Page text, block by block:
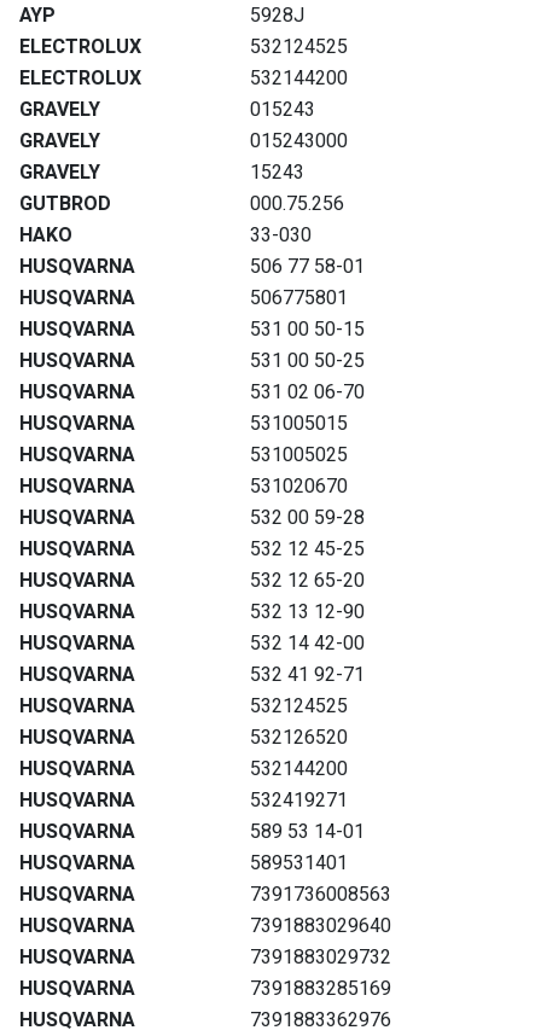
AYP
5928J
ELECTROLUX
532124525
ELECTROLUX
532144200
GRAVELY
015243
GRAVELY
015243000
GRAVELY
15243
GUTBROD
000.75.256
HAKO
33-030
HUSQVARNA
506 77 58-01
HUSQVARNA
506775801
HUSQVARNA
531 00 50-15
HUSQVARNA
531 00 50-25
HUSQVARNA
531 02 06-70
HUSQVARNA
531005015
HUSQVARNA
531005025
HUSQVARNA
531020670
HUSQVARNA
532 00 59-28
HUSQVARNA
532 12 45-25
HUSQVARNA
532 12 65-20
HUSQVARNA
532 13 12-90
HUSQVARNA
532 14 42-00
HUSQVARNA
532 41 92-71
HUSQVARNA
532124525
HUSQVARNA
532126520
HUSQVARNA
532144200
HUSQVARNA
532419271
HUSQVARNA
589 53 14-01
HUSQVARNA
589531401
HUSQVARNA
7391736008563
HUSQVARNA
7391883029640
HUSQVARNA
7391883029732
HUSQVARNA
7391883285169
HUSQVARNA
7391883362976